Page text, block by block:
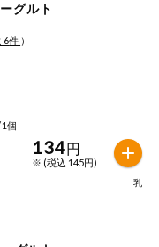
グルト
6件 ）
個
134円
※ (税込 145円)
乳